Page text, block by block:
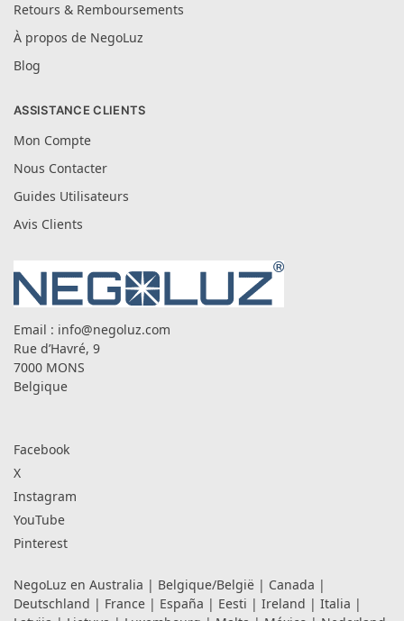
Retours & Remboursements
À propos de NegoLuz
Blog
ASSISTANCE CLIENTS
Mon Compte
Nous Contacter
Guides Utilisateurs
Avis Clients
Email : info@negoluz.com
Rue d’Havré, 9
7000 MONS
Belgique
Facebook
X
Instagram
YouTube
Pinterest
NegoLuz en Australia | Belgique/België | Canada |
Deutschland | France | España | Eesti | Ireland | Italia |